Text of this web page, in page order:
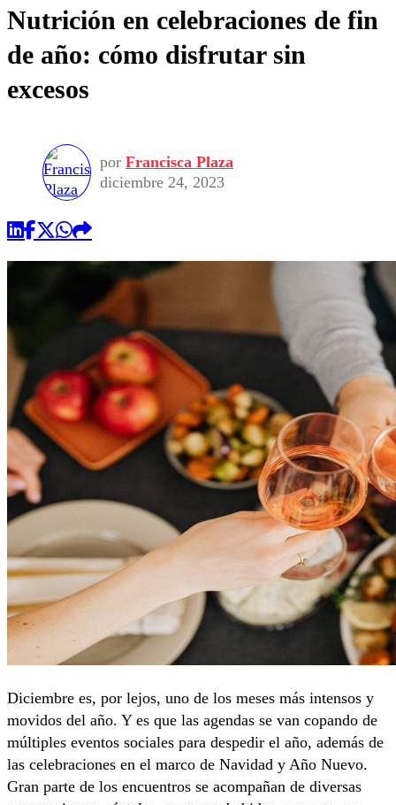
Nutrición en celebraciones de fin
de año: cómo disfrutar sin
excesos
por Francisca Plaza
diciembre 24, 2023
Diciembre es, por lejos, uno de los meses más intensos y
movidos del año. Y es que las agendas se van copando de
múltiples eventos sociales para despedir el año, además de
las celebraciones en el marco de Navidad y Año Nuevo.
Gran parte de los encuentros se acompañan de diversas